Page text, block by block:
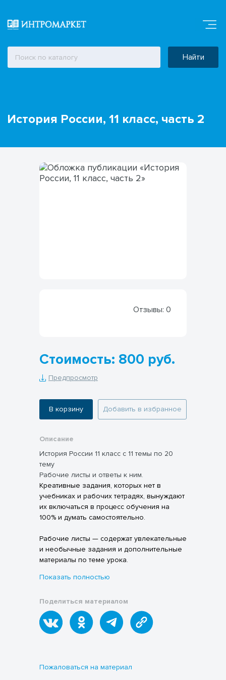
Найти
История России, 11 класс, часть 2
Отзывы: 0
Стоимость: 800 руб.
Предпросмотр
В корзину Добавить в избранное
Описание
История России 11 класс с 11 темы по 20
тему
Рабочие листы и ответы к ним.
Креативные задания, которых нет в
учебниках и рабочих тетрадях, вынуждают
их включаться в процесс обучения на
100% и думать самостоятельно.
Рабочие листы — содержат увлекательные
и необычные задания и дополнительные
материалы по теме урока.
Рабочие листы помогают:
Наглядно объяснять новый материал,
тренировать навыки командной работы и
проверять знания.
Репетиторам
Ученикам
Показать полностью
Поделиться материалом
Пожаловаться на материал